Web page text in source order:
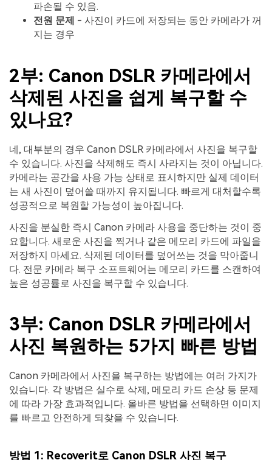
파손될 수 있음.
전원 문제 - 사진이 카드에 저장되는 동안 카메라가 꺼
지는 경우
2부: Canon DSLR 카메라에서
삭제된 사진을 쉽게 복구할 수
있나요?
네, 대부분의 경우 Canon DSLR 카메라에서 사진을 복구할
수 있습니다. 사진을 삭제해도 즉시 사라지는 것이 아닙니다.
카메라는 공간을 사용 가능 상태로 표시하지만 실제 데이터
는 새 사진이 덮어쓸 때까지 유지됩니다. 빠르게 대처할수록
성공적으로 복원할 가능성이 높아집니다.
사진을 분실한 즉시 Canon 카메라 사용을 중단하는 것이 중
요합니다. 새로운 사진을 찍거나 같은 메모리 카드에 파일을
저장하지 마세요. 삭제된 데이터를 덮어쓰는 것을 막아줍니
다. 전문 카메라 복구 소프트웨어는 메모리 카드를 스캔하여
높은 성공률로 사진을 복구할 수 있습니다.
3부: Canon DSLR 카메라에서
사진 복원하는 5가지 빠른 방법
Canon 카메라에서 사진을 복구하는 방법에는 여러 가지가
있습니다. 각 방법은 실수로 삭제, 메모리 카드 손상 등 문제
에 따라 가장 효과적입니다. 올바른 방법을 선택하면 이미지
를 빠르고 안전하게 되찾을 수 있습니다.
방법 1: Recoverit로 Canon DSLR 사진 복구